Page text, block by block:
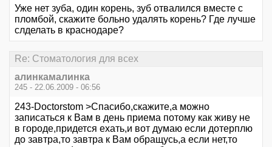
Уже нет зуба, один корень, зуб отвалился вместе с
пломбой, скажите больно удалять корень? Где лучше
слделать в краснодаре?
Re: Стоматология для всех
алинкамалинка
245 - 22.06.2009 - 06:56
243-Doctorstom >Спасибо,скажите,а можно
записаться к Вам в день приема потому как живу не
в городе,придется ехать,и вот думаю если дотерплю
до завтра,то завтра к Вам обращусь,а если нет,то